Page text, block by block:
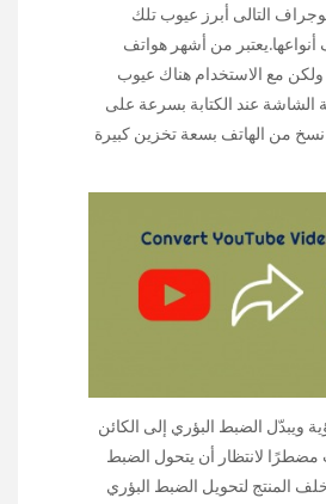
التالى أبرز عيوب تلك
أنواعها.يعتبر من أشهر هواتف
مع الاستخدام هناك عيوب
عند الكتابة بسرعة على
نسخ من الهاتف بسعة تخزين كبيرة
ويبدّل الضبط البؤري إلى الكائن
مضطرًا لانتظار أن يتحول الضبط
المنتج لتحويل الضبط البؤري